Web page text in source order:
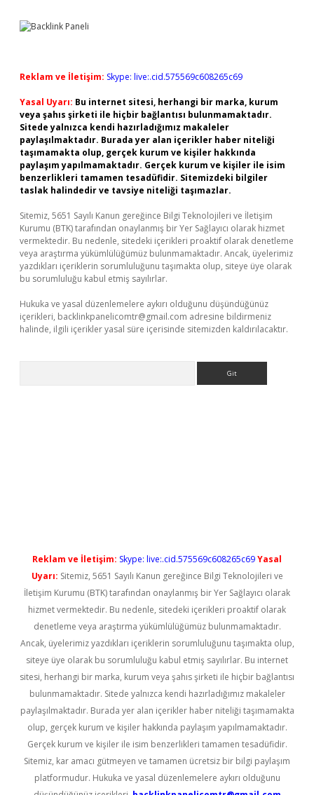
Reklam ve İletişim: Skype: live:.cid.575569c608265c69
Yasal Uyarı: Bu internet sitesi, herhangi bir marka, kurum
veya şahıs şirketi ile hiçbir bağlantısı bulunmamaktadır.
Sitede yalnızca kendi hazırladığımız makaleler
paylaşılmaktadır. Burada yer alan içerikler haber niteliği
taşımamakta olup, gerçek kurum ve kişiler hakkında
paylaşım yapılmamaktadır. Gerçek kurum ve kişiler ile isim
benzerlikleri tamamen tesadüfidir. Sitemizdeki bilgiler
taslak halindedir ve tavsiye niteliği taşımazlar.
Sitemiz, 5651 Sayılı Kanun gereğince Bilgi Teknolojileri ve İletişim
Kurumu (BTK) tarafından onaylanmış bir Yer Sağlayıcı olarak hizmet
vermektedir. Bu nedenle, sitedeki içerikleri proaktif olarak denetleme
veya araştırma yükümlülüğümüz bulunmamaktadır. Ancak, üyelerimiz
yazdıkları içeriklerin sorumluluğunu taşımakta olup, siteye üye olarak
bu sorumluluğu kabul etmiş sayılırlar.
Hukuka ve yasal düzenlemelere aykırı olduğunu düşündüğünüz
içerikleri, backlinkpanelicomtr@gmail.com adresine bildirmeniz
halinde, ilgili içerikler yasal süre içerisinde sitemizden kaldırılacaktır.
Reklam ve İletişim: Skype: live:.cid.575569c608265c69Yasal
Uyarı: Sitemiz, 5651 Sayılı Kanun gereğince Bilgi Teknolojileri ve
İletişim Kurumu (BTK) tarafından onaylanmış bir Yer Sağlayıcı olarak
hizmet vermektedir. Bu nedenle, sitedeki içerikleri proaktif olarak
denetleme veya araştırma yükümlülüğümüz bulunmamaktadır.
Ancak, üyelerimiz yazdıkları içeriklerin sorumluluğunu taşımakta olup,
siteye üye olarak bu sorumluluğu kabul etmiş sayılırlar. Bu internet
sitesi, herhangi bir marka, kurum veya şahıs şirketi ile hiçbir bağlantısı
bulunmamaktadır. Sitede yalnızca kendi hazırladığımız makaleler
paylaşılmaktadır. Burada yer alan içerikler haber niteliği taşımamakta
olup, gerçek kurum ve kişiler hakkında paylaşım yapılmamaktadır.
Gerçek kurum ve kişiler ile isim benzerlikleri tamamen tesadüfidir.
Sitemiz, kar amacı gütmeyen ve tamamen ücretsiz bir bilgi paylaşım
platformudur. Hukuka ve yasal düzenlemelere aykırı olduğunu